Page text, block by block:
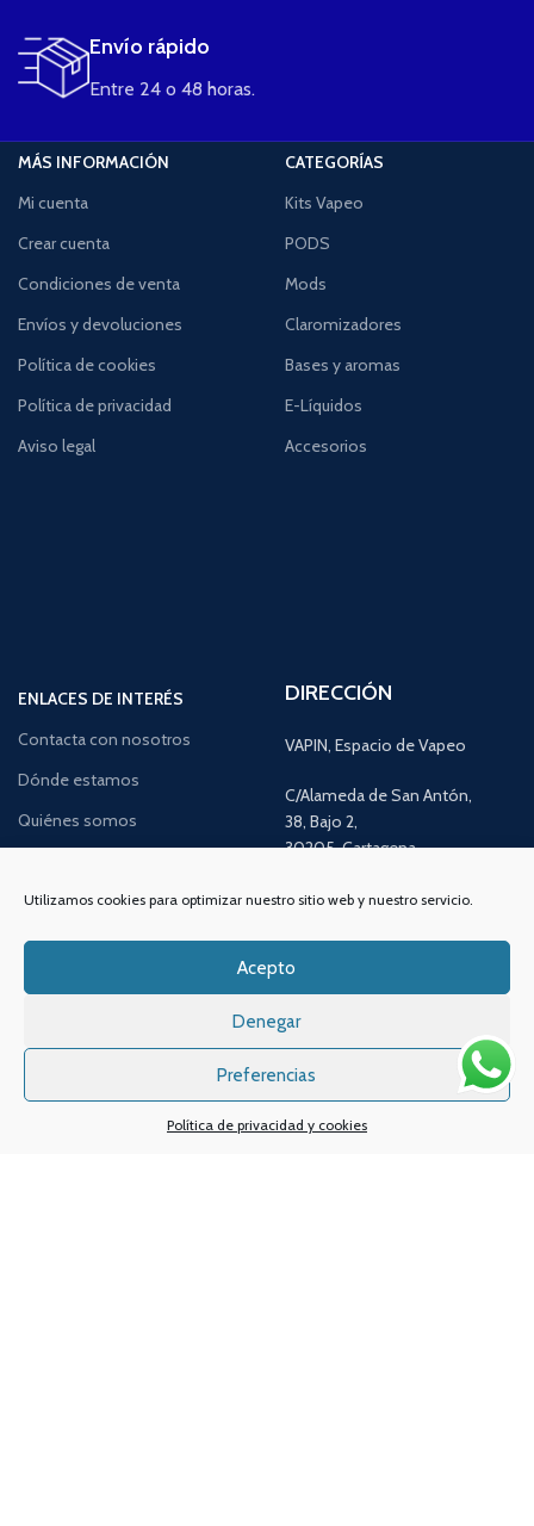
Utilizamos cookies para optimizar nuestro sitio web y nuestro servicio.
Acepto
Denegar
Preferencias
Política de privacidad y cookies
Envío rápido
Entre 24 o 48 horas.
MÁS INFORMACIÓN
Mi cuenta
Crear cuenta
Condiciones de venta
Envíos y devoluciones
Política de cookies
Política de privacidad
Aviso legal
CATEGORÍAS
Kits Vapeo
PODS
Mods
Claromizadores
Bases y aromas
E-Líquidos
Accesorios
ENLACES DE INTERÉS
Contacta con nosotros
Dónde estamos
Quiénes somos
Lo último en vapeo
Ofertas exclusivas
DIRECCIÓN
VAPIN, Espacio de Vapeo
C/Alameda de San Antón,
38, Bajo 2,
30205, Cartagena,
Atención al cliente:L a V de 10
a 14h y de 17 a 20h
TELÉFONO:
WATSSAPP:601 30 58 28
Email: